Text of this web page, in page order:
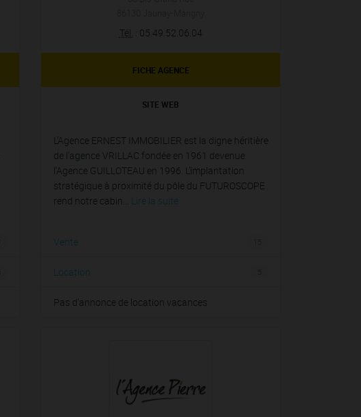
Tél. : 05.49.52.06.04
FICHE AGENCE
SITE WEB
L'Agence ERNEST IMMOBILIER est la digne héritière
de l'agence VRILLAC fondée en 1961 devenue
l'Agence GUILLOTEAU en 1996. L’implantation
stratégique à proximité du pôle du FUTUROSCOPE
rend notre cabin... Lire la suite
Vente
Location
Pas d'annonce de location vacances